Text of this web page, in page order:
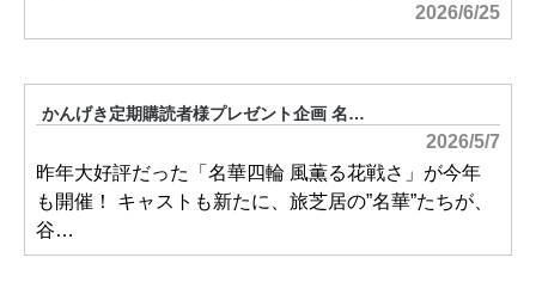
2026/6/25
かんげき定期購読者様プレゼント企画 名…
2026/5/7
昨年大好評だった「名華四輪 風薫る花戦さ」が今年
も開催！ キャストも新たに、旅芝居の”名華”たちが、
谷…